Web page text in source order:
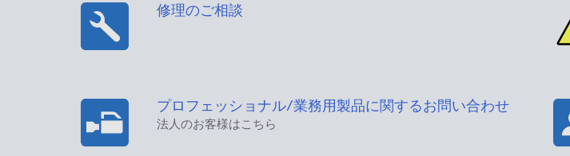
修理のご相談
プロフェッショナル/業務用製品に関するお問い合わせ
法人のお客様はこちら